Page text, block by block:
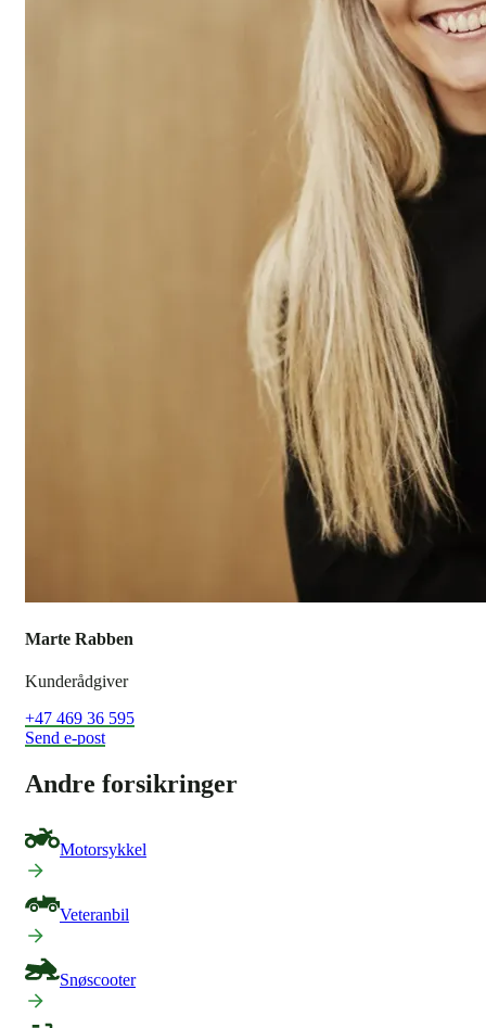
Marte Rabben
Kunderådgiver
+47 469 36 595
Send e-post
Andre forsikringer
Motorsykkel
Veteranbil
Snøscooter